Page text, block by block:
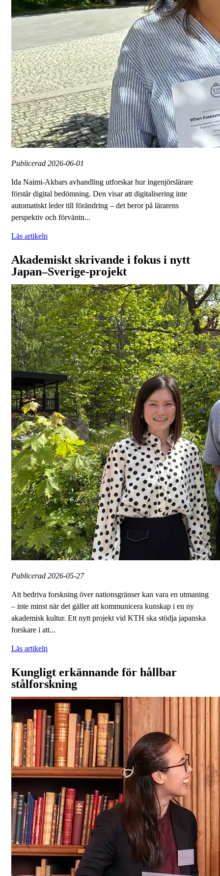
Publicerad 2026-06-01
Ida Naimi-Akbars avhandling utforskar hur ingenjörslärare
förstår digital bedömning. Den visar att digitalisering inte
automatiskt leder till förändring – det beror på lärarens
perspektiv och förväntn...
Läs artikeln
Akademiskt skrivande i fokus i nytt
Japan–Sverige-projekt
Publicerad 2026-05-27
Att bedriva forskning över nationsgränser kan vara en utmaning
– inte minst när det gäller att kommunicera kunskap i en ny
akademisk kultur. Ett nytt projekt vid KTH ska stödja japanska
forskare i att...
Läs artikeln
Kungligt erkännande för hållbar
stålforskning